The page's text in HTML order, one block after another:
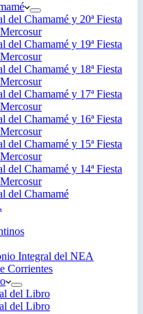
del Chamamé y 20ª Fiesta
del Chamamé y 19ª Fiesta
del Chamamé y 18ª Fiesta
del Chamamé y 17ª Fiesta
del Chamamé y 16ª Fiesta
del Chamamé y 15ª Fiesta
del Chamamé y 14ª Fiesta
del Chamamé
Integral del NEA
Corrientes
del Libro
del Libro